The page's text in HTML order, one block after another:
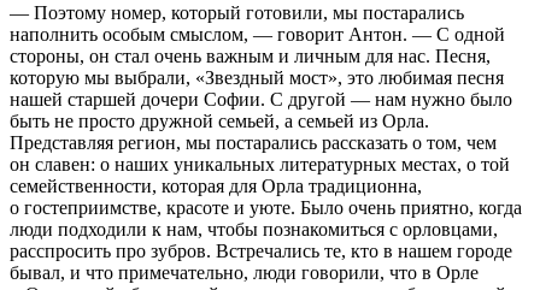
— Поэтому номер, который готовили, мы постарались
наполнить особым смыслом, — говорит Антон. — С одной
стороны, он стал очень важным и личным для нас. Песня,
которую мы выбрали, «Звездный мост», это любимая песня
нашей старшей дочери Софии. С другой — нам нужно было
быть не просто дружной семьей, а семьей из Орла.
Представляя регион, мы постарались рассказать о том, чем
он славен: о наших уникальных литературных местах, о той
семейственности, которая для Орла традиционна,
о гостеприимстве, красоте и уюте. Было очень приятно, когда
люди подходили к нам, чтобы познакомиться с орловцами,
расспросить про зубров. Встречались те, кто в нашем городе
бывал, и что примечательно, люди говорили, что в Орле